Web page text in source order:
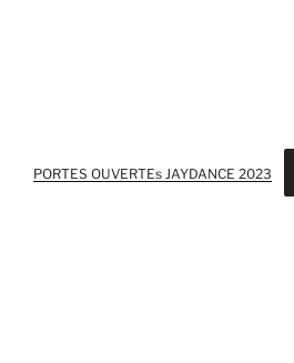
PORTES OUVERTEs JAYDANCE 2023